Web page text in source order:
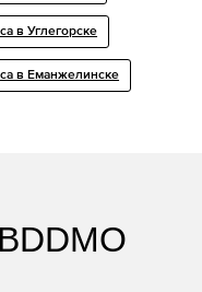
в Углегорске
в Еманжелинске